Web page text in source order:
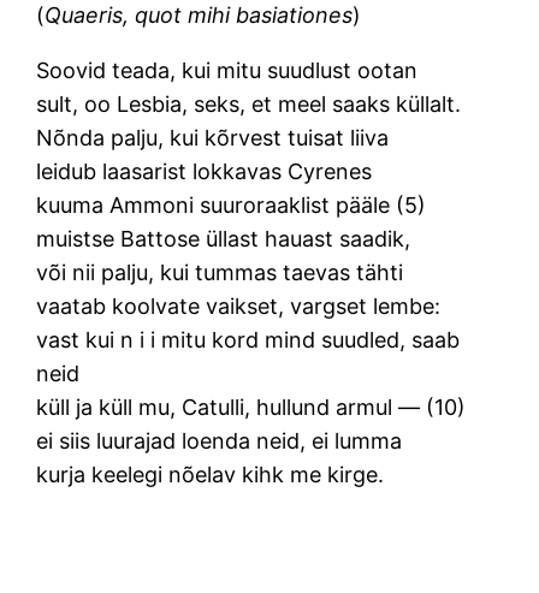
(Quaeris, quot mihi basiationes)
Soovid teada, kui mitu suudlust ootan
sult, oo Lesbia, seks, et meel saaks küllalt.
Nõnda palju, kui kõrvest tuisat liiva
leidub laasarist lokkavas Cyrenes
kuuma Ammoni suuroraaklist pääle (5)
muistse Battose üllast hauast saadik,
või nii palju, kui tummas taevas tähti
vaatab koolvate vaikset, vargset lembe:
vast kui n i i mitu kord mind suudled, saab
neid
küll ja küll mu, Catulli, hullund armul — (10)
ei siis luurajad loenda neid, ei lumma
kurja keelegi nõelav kihk me kirge.